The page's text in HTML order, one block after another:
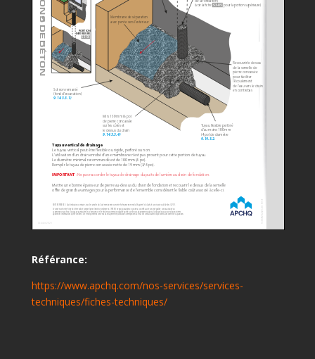
Référance:
https://www.apchq.com/nos-services/services-
techniques/fiches-techniques/